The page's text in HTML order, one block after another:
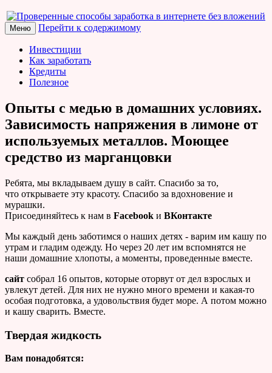
Проверенные способы
заработка в интернете без
вложений
Меню Перейти к содержимому
Инвестиции
Как заработать
Кредиты
Полезное
Опыты с медью в домашних условиях.
Зависимость напряжения в лимоне от
используемых металлов. Моющее
средство из марганцовки
Ребята, мы вкладываем душу в сайт. Cпасибо за то,
что открываете эту красоту. Спасибо за вдохновение и
мурашки.
Присоединяйтесь к нам в Facebook и ВКонтакте
Мы каждый день заботимся о наших детях - варим им кашу по
утрам и гладим одежду. Но через 20 лет им вспомнятся не
наши домашние хлопоты, а моменты, проведенные вместе.
сайт собрал 16 опытов, которые оторвут от дел взрослых и
увлекут детей. Для них не нужно много времени и какая-то
особая подготовка, а удовольствия будет море. А потом можно
и кашу сварить. Вместе.
Твердая жидкость
Вам понадобятся: